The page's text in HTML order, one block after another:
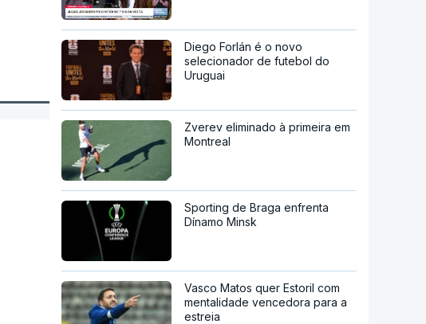
Diego Forlán é o novo
selecionador de futebol do
Uruguai
Zverev eliminado à primeira em
Montreal
Sporting de Braga enfrenta
Dínamo Minsk
Vasco Matos quer Estoril com
mentalidade vencedora para a
estreia